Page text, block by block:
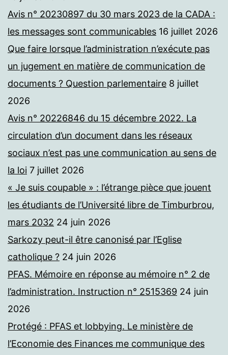
Avis n° 20230897 du 30 mars 2023 de la CADA :
les messages sont communicables 16 juillet 2026
Que faire lorsque l’administration n’exécute pas
un jugement en matière de communication de
documents ? Question parlementaire 8 juillet
2026
Avis n° 20226846 du 15 décembre 2022. La
circulation d’un document dans les réseaux
sociaux n’est pas une communication au sens de
la loi 7 juillet 2026
« Je suis coupable » : l’étrange pièce que jouent
les étudiants de l’Université libre de Timburbrou,
mars 2032 24 juin 2026
Sarkozy peut-il être canonisé par l’Eglise
catholique ? 24 juin 2026
PFAS. Mémoire en réponse au mémoire n° 2 de
l’administration. Instruction n° 2515369 24 juin
2026
Protégé : PFAS et lobbying. Le ministère de
l’Economie des Finances me communique des